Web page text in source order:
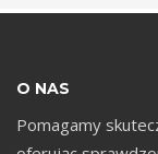
O NAS
Pomagamy